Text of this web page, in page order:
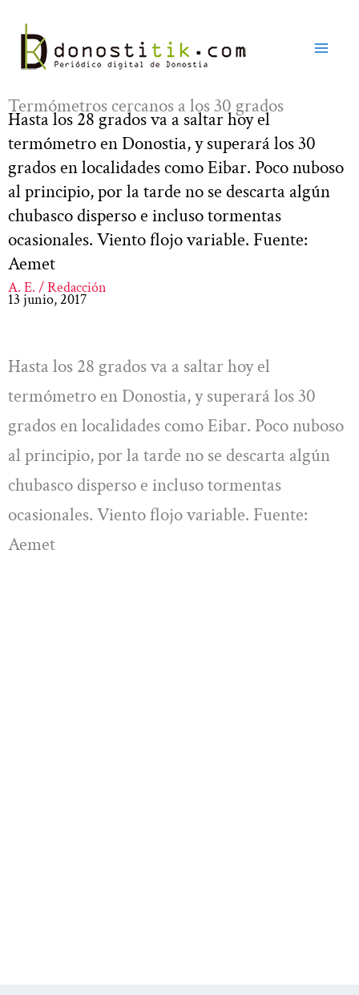
contenido
Termómetros cercanos a los 30 grados
Hasta los 28 grados va a saltar hoy el
termómetro en Donostia, y superará los 30
grados en localidades como Eibar. Poco nuboso
al principio, por la tarde no se descarta algún
chubasco disperso e incluso tormentas
ocasionales. Viento flojo variable. Fuente:
Aemet
A. E. / Redacción
13 junio, 2017
Hasta los 28 grados va a saltar hoy el
termómetro en Donostia, y superará los 30
grados en localidades como Eibar. Poco nuboso
al principio, por la tarde no se descarta algún
chubasco disperso e incluso tormentas
ocasionales. Viento flojo variable. Fuente:
Aemet